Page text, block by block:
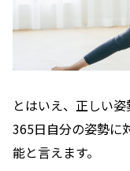
とはいえ、正しい
365日自分の姿勢に
能と言えます。